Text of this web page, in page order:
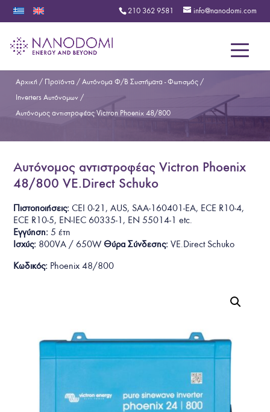
210 362 9581 info@nanodomi.com
Αρχική / Προϊόντα / Αυτόνομα Φ/Β Συστήματα - Φωτισμός /
Inverters Αυτόνομων /
Αυτόνομος αντιστροφέας Victron Phoenix 48/800
Αυτόνομος αντιστροφέας Victron Phoenix
48/800 VE.Direct Schuko
Πιστοποιήσεις:CEI 0-21 , AUS, SAA-160401-EA, ECE R10-4,
ECE R10-5, EN-IEC 60335-1, EN 55014-1etc.
Εγγύηση:5 έτη
Ισχύς: 800VA / 650WΘύρα Σύνδεσης: VE.Direct Schuko
Κωδικός: Phoenix 48/800